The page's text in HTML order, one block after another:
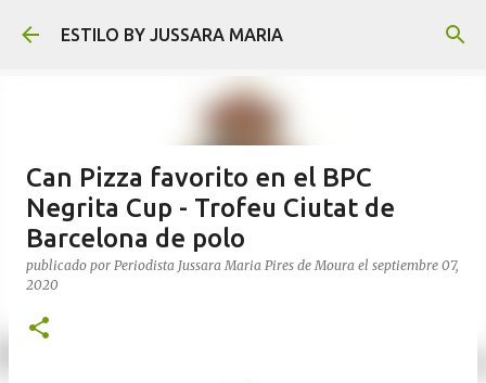
Ir al contenido principal
ESTILO BY JUSSARA MARIA
Can Pizza favorito en el BPC
Negrita Cup - Trofeu Ciutat de
Barcelona de polo
publicado por Periodista Jussara Maria Pires de Moura el septiembre 07,
2020